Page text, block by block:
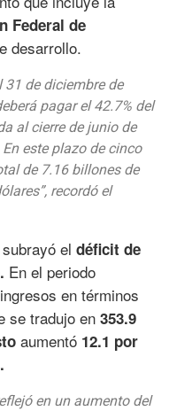
Federal de
desarrollo.
31 de diciembre de
pagar el 42.7% del
al cierre de junio de
este plazo de cinco
de 7.16 billones de
recordó el
el déficit de
En el periodo
en términos
se tradujo en 353.9
aumentó 12.1 por
en un aumento del